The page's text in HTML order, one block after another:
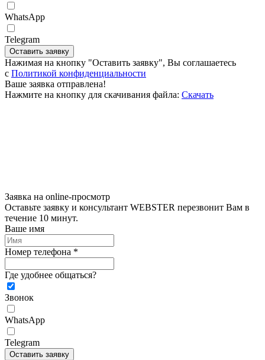
WhatsApp
Telegram
Оставить заявку
Нажимая на кнопку "Оставить заявку", Вы соглашаетесь
c Политикой конфиденциальности
Ваше заявка отправлена!
Нажмите на кнопку для скачивания файла: Скачать
Заявка на online-просмотр
Оставьте заявку и консультант WEBSTER перезвонит Вам в
течение 10 минут.
Ваше имя
Номер телефона *
Где удобнее общаться?
Звонок
WhatsApp
Telegram
Оставить заявку